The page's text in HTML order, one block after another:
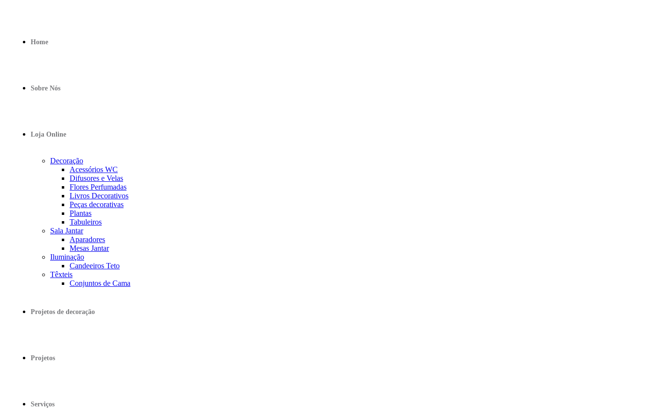
Home
Sobre Nós
Loja Online
Decoração
Acessórios WC
Difusores e Velas
Flores Perfumadas
Livros Decorativos
Peças decorativas
Plantas
Tabuleiros
Sala Jantar
Aparadores
Mesas Jantar
Iluminação
Candeeiros Teto
Têxteis
Conjuntos de Cama
Projetos de decoração
Projetos
Serviços